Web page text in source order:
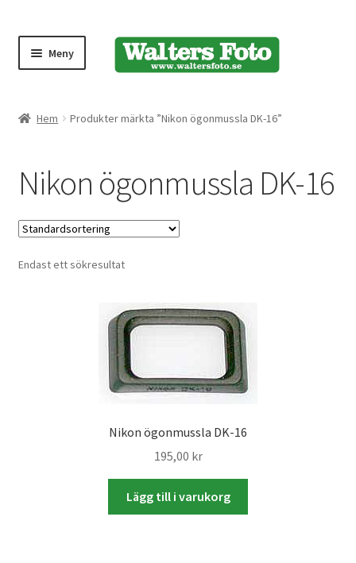
Meny
Bärremmar
Blixtar
Hem Produkter märkta ”Nikon ögonmussla DK-16”
Nikon ögonmussla DK-16
Endast ett sökresultat
Nikon ögonmussla DK-16
195,00 kr
Lägg till i varukorg